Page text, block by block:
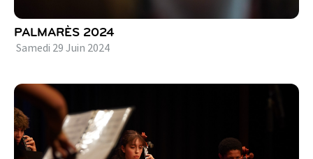
PALMARÈS 2024
Samedi 29 Juin 2024